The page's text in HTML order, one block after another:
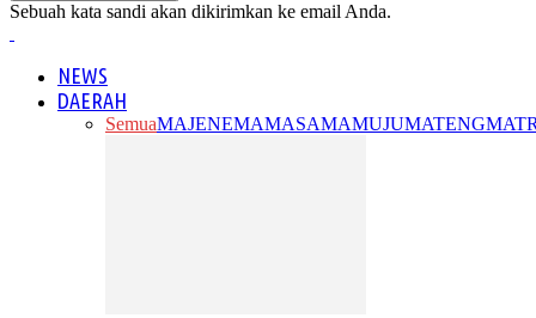
Sebuah kata sandi akan dikirimkan ke email Anda.
NEWS
DAERAH
SemuaMAJENEMAMASAMAMUJUMATENG